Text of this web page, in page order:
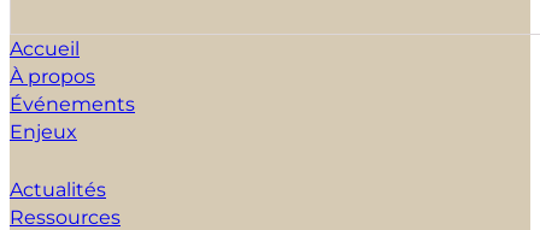
Accueil
À propos
Événements
Enjeux
Actualités
Ressources